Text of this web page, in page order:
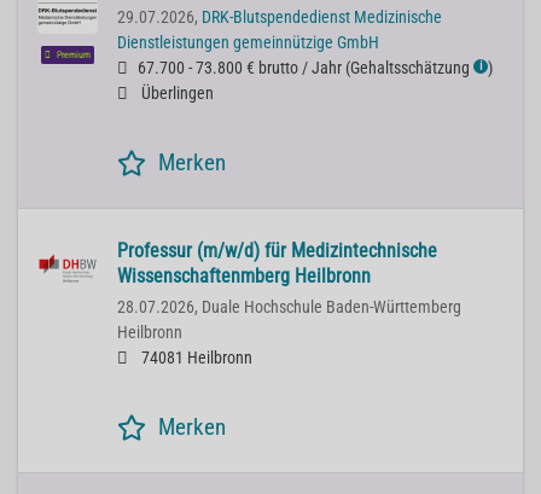
Premium
29.07.2026, DRK-Blutspendedienst Medizinische
Dienstleistungen gemeinnützige GmbH
67.700 - 73.800 € brutto / Jahr (Gehaltsschätzung ℹ )
Überlingen
Merken
Professur (m/w/d) für Medizintechnische
Wissenschaftenmberg Heilbronn
28.07.2026, Duale Hochschule Baden-Württemberg
Heilbronn
74081 Heilbronn
Merken